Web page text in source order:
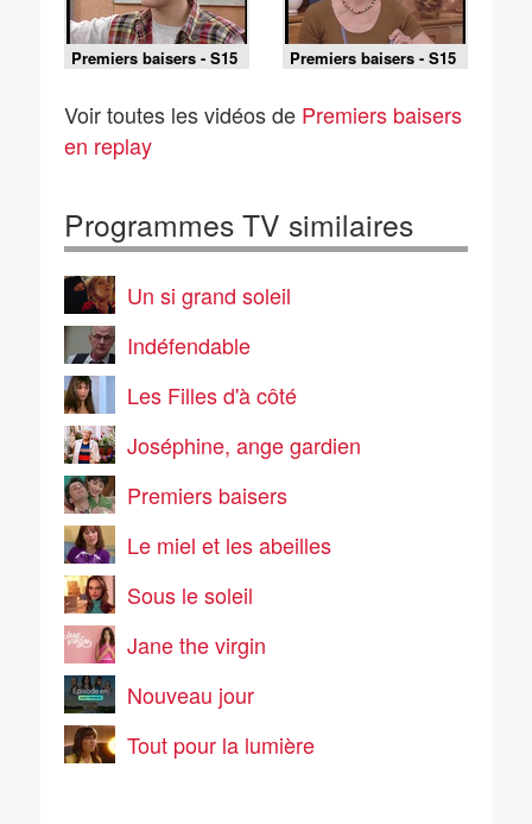
Premiers baisers - S15
E19 - Le jour du bac
Premiers baisers - S15
E17 - L'interim
Voir toutes les vidéos de Premiers baisers
en replay
Programmes TV similaires
Un si grand soleil
Indéfendable
Les Filles d'à côté
Joséphine, ange gardien
Premiers baisers
Le miel et les abeilles
Sous le soleil
Jane the virgin
Nouveau jour
Tout pour la lumière